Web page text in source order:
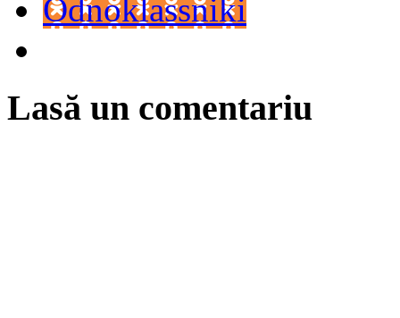
Odnoklassniki
Lasă un comentariu